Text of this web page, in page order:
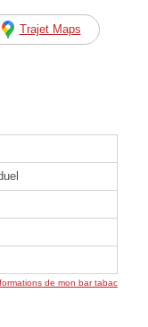
Trajet Maps
de mon bar tabac